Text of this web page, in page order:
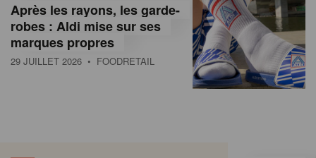
Après les rayons, les garde-
robes : Aldi mise sur ses
marques propres
29 JUILLET 2026 • FOODRETAIL